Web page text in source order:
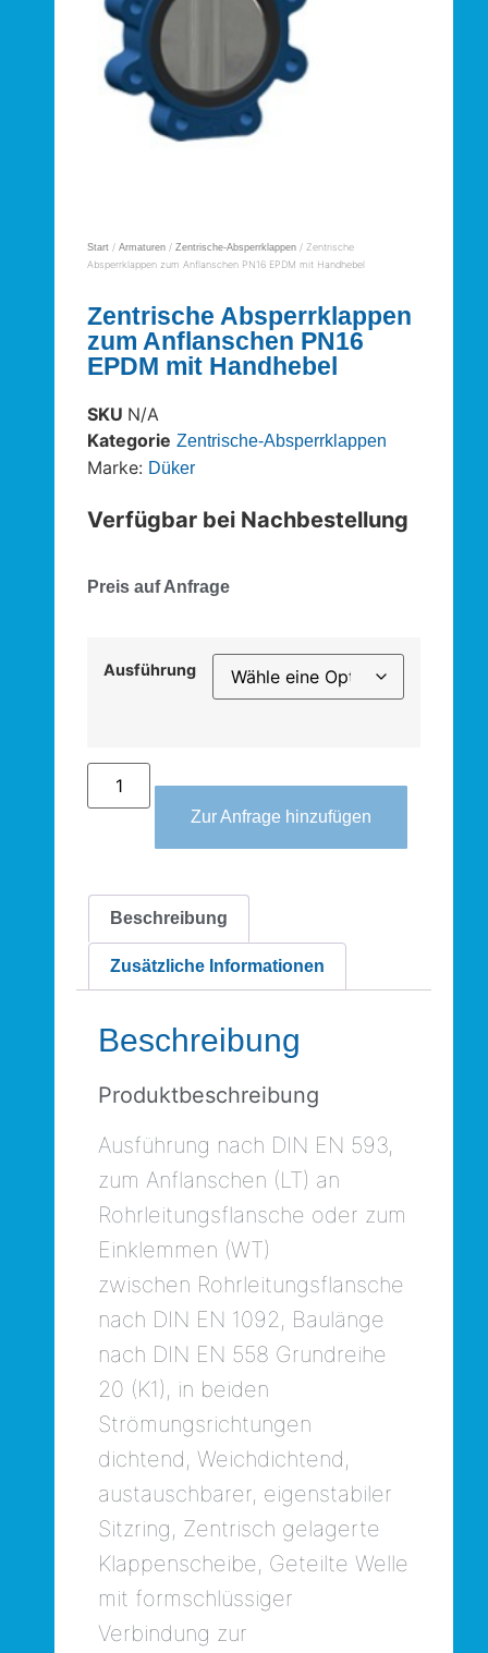
Start / Armaturen / Zentrische-Absperrklappen / Zentrische
Absperrklappen zum Anflanschen PN16 EPDM mit Handhebel
Zentrische Absperrklappen
zum Anflanschen PN16
EPDM mit Handhebel
SKU N/A
Kategorie Zentrische-Absperrklappen
Marke: Düker
Verfügbar bei Nachbestellung
Preis auf Anfrage
Ausführung
Zur Anfrage hinzufügen
Beschreibung
Zusätzliche Informationen
Beschreibung
Produktbeschreibung
Ausführung nach DIN EN 593,
zum Anflanschen (LT) an
Rohrleitungsflansche oder zum
Einklemmen (WT)
zwischen Rohrleitungsflansche
nach DIN EN 1092, Baulänge
nach DIN EN 558 Grundreihe
20 (K1), in beiden
Strömungsrichtungen
dichtend, Weichdichtend,
austauschbarer, eigenstabiler
Sitzring, Zentrisch gelagerte
Klappenscheibe, Geteilte Welle
mit formschlüssiger
Verbindung zur